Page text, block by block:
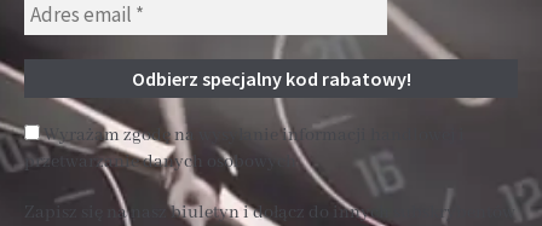
Wyrażam zgodę na wysyłanie informacji handlowej i
przetwarzanie danych osobowych
Zapisz się na nasz biuletyn i dołącz do innych subskrybentów